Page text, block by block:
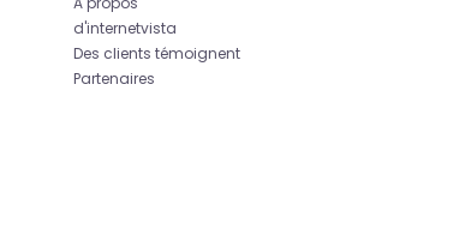
d'internetvista
Des clients témoignent
Partenaires